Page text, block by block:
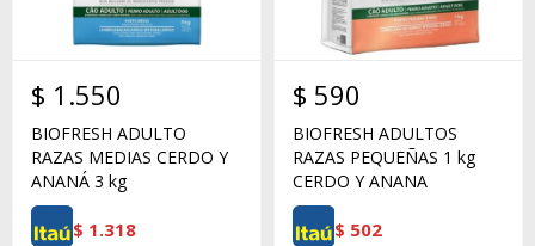
$ 1.550
BIOFRESH ADULTO
RAZAS MEDIAS CERDO Y
ANANÁ 3 kg
$ 1.318
$ 590
BIOFRESH ADULTOS
RAZAS PEQUEÑAS 1 kg
CERDO Y ANANA
$ 502